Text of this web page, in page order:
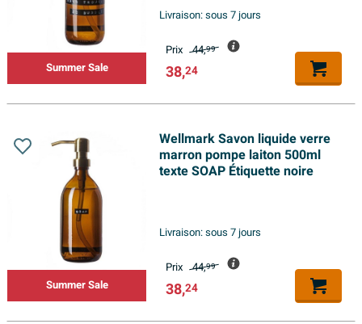
Summer Sale
Livraison:sous 7 jours
Prix 44,99
38,24
Summer Sale
Wellmark Savon liquide verre
marron pompe laiton 500ml
texte SOAP Étiquette noire
Livraison:sous 7 jours
Prix 44,99
38,24